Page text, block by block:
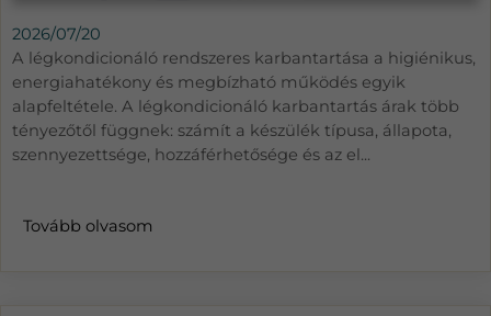
2026/07/20
A légkondicionáló rendszeres karbantartása a higiénikus,
energiahatékony és megbízható működés egyik
alapfeltétele. A légkondicionáló karbantartás árak több
tényezőtől függnek: számít a készülék típusa, állapota,
szennyezettsége, hozzáférhetősége és az el...
Tovább olvasom